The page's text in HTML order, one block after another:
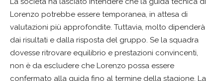
Lorenzo potrebbe essere temporanea, in attesa di
valutazioni più approfondite. Tuttavia, molto dipenderà
dai risultati e dalla risposta del gruppo. Se la squadra
dovesse ritrovare equilibrio e prestazioni convincenti,
non è da escludere che Lorenzo possa essere
confermato alla guida fino al termine della stagione. La